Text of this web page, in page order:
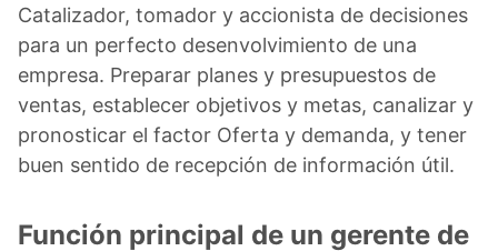
Catalizador, tomador y accionista de decisiones
para un perfecto desenvolvimiento de una
empresa. Preparar planes y presupuestos de
ventas, establecer objetivos y metas, canalizar y
pronosticar el factor Oferta y demanda, y tener
buen sentido de recepción de información útil.
Función principal de un gerente de